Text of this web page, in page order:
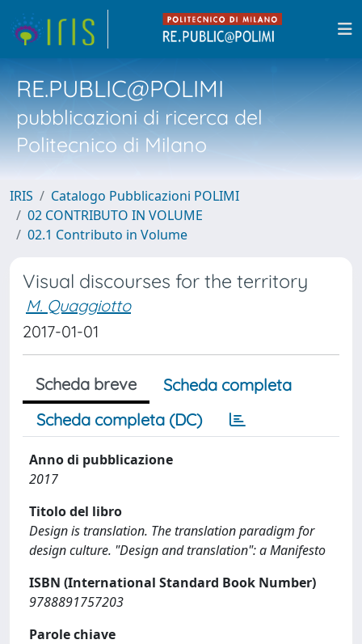
RE.PUBLIC@POLIMI
pubblicazioni di ricerca del
Politecnico di Milano
IRIS
Catalogo Pubblicazioni POLIMI
02 CONTRIBUTO IN VOLUME
02.1 Contributo in Volume
Visual discourses for the territory
M. Quaggiotto
2017-01-01
Scheda breve
Scheda completa
Scheda completa (DC)
Anno di pubblicazione
2017
Titolo del libro
Design is translation. The translation paradigm for
design culture. "Design and translation": a Manifesto
ISBN (International Standard Book Number)
9788891757203
Parole chiave